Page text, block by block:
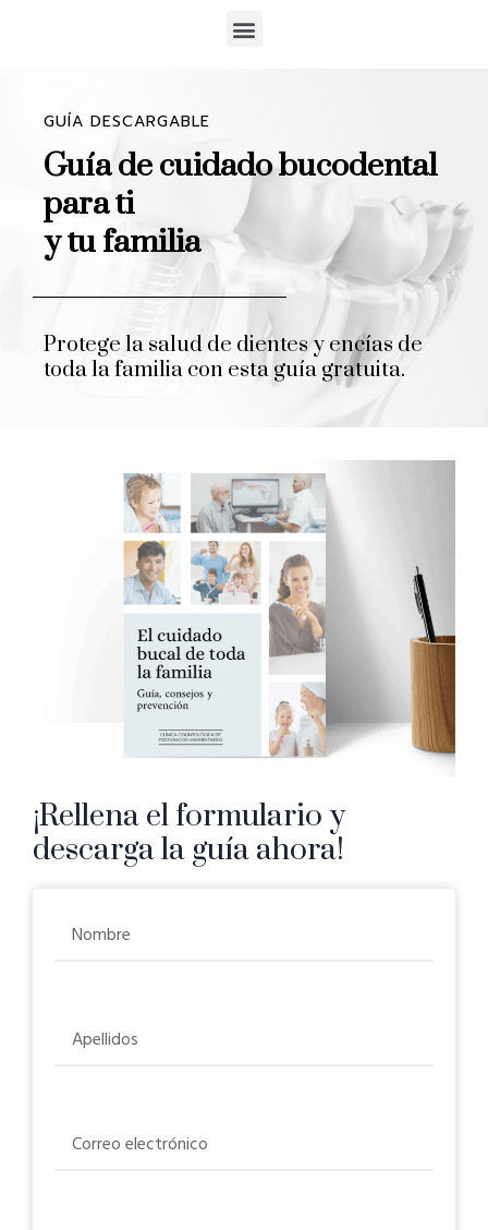
GUÍA DESCARGABLE
Guía de cuidado bucodental
para ti
y tu familia
Protege la salud de dientes y encías de
toda la familia con esta guía gratuita.
¡Rellena el formulario y
descarga la guía ahora!